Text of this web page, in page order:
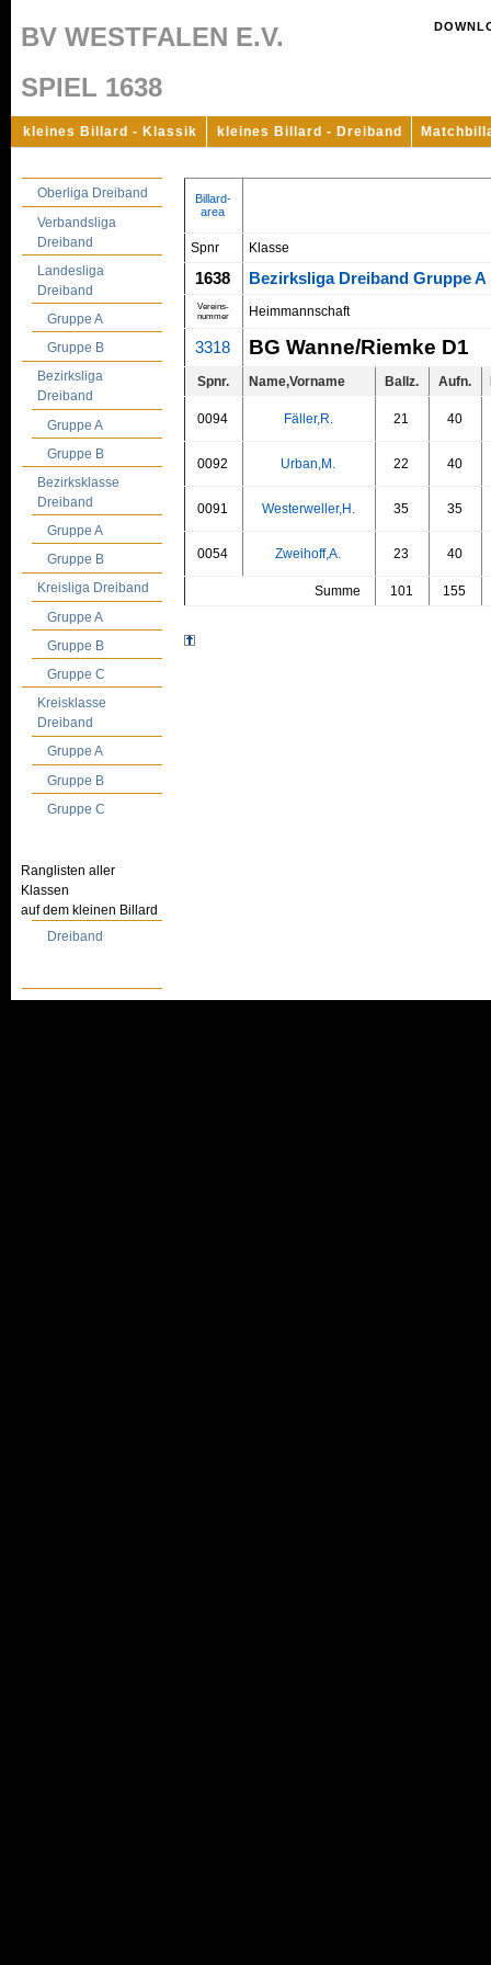
BV WESTFALEN E.V.
SPIEL 1638
kleines Billard - Klassik kleines Billard - Dreiband
Oberliga Dreiband
Verbandsliga
Dreiband
Landesliga
Dreiband
Gruppe A
Gruppe B
Bezirksliga
Dreiband
Gruppe A
Gruppe B
Bezirksklasse
Dreiband
Gruppe A
Gruppe B
Kreisliga Dreiband
Gruppe A
Gruppe B
Gruppe C
Kreisklasse
Dreiband
Gruppe A
Gruppe B
Gruppe C
Ranglisten aller
Klassen
auf dem kleinen Billard
Dreiband
Billard-
area
Spnr Klasse
1638 Bezirksliga Dreiband Gruppe A
Vereins-
nummer
Heimmannschaft
3318 BG Wanne/Riemke D1
Spnr. Name,Vorname Ballz. Aufn.
0094 Fäller,R. 21 40
0092 Urban,M. 22 40
0091 Westerweller,H. 35 35
0054 Zweihoff,A. 23 40
Summe 101 155